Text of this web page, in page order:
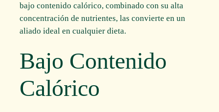
bajo contenido calórico, combinado con su alta
concentración de nutrientes, las convierte en un
aliado ideal en cualquier dieta.
Bajo Contenido
Calórico